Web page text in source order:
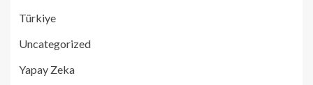
Türkiye
Uncategorized
Yapay Zeka